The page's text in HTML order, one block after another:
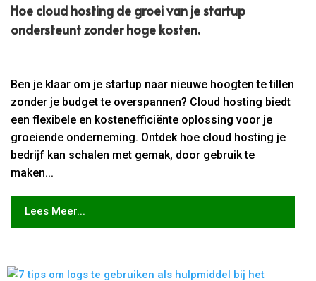
Hoe cloud hosting de groei van je startup
ondersteunt zonder hoge kosten.​
Ben je klaar om je startup naar nieuwe hoogten te tillen
zonder je budget te overspannen? Cloud hosting biedt
een flexibele en kostenefficiënte oplossing voor je
groeiende onderneming. Ontdek hoe cloud hosting je
bedrijf kan schalen met gemak, door gebruik te
maken...
Lees Meer...